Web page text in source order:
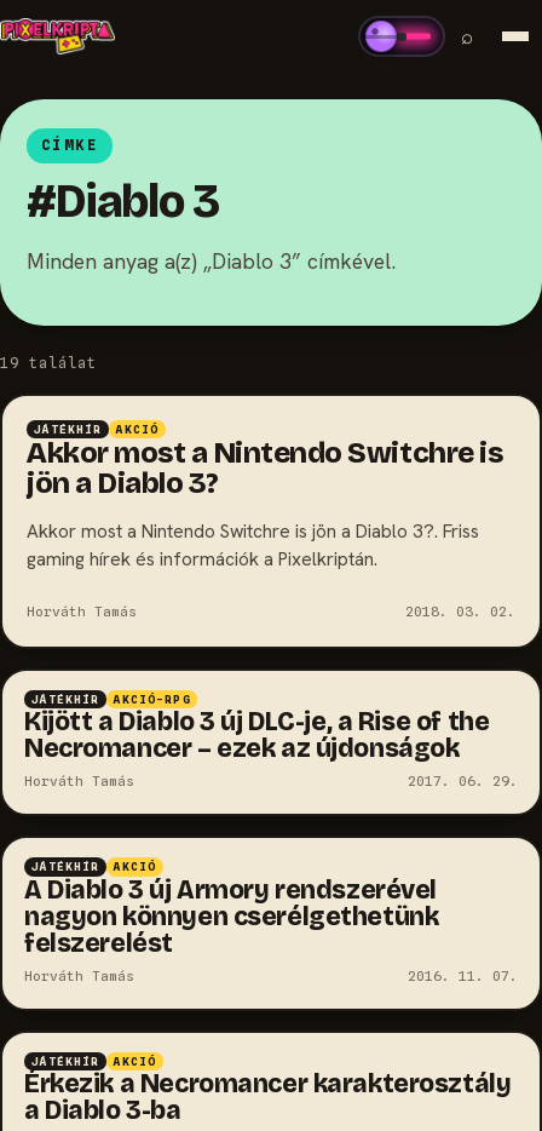
⌕
CÍMKE
#Diablo 3
Minden anyag a(z) „Diablo 3” címkével.
19 találat
JÁTÉKHÍR AKCIÓ
Akkor most a Nintendo Switchre is
jön a Diablo 3?
Akkor most a Nintendo Switchre is jön a Diablo 3?. Friss
gaming hírek és információk a Pixelkriptán.
Horváth Tamás 2018. 03. 02.
JÁTÉKHÍR AKCIÓ-RPG
Kijött a Diablo 3 új DLC-je, a Rise of the
Necromancer – ezek az újdonságok
Horváth Tamás 2017. 06. 29.
JÁTÉKHÍR AKCIÓ
A Diablo 3 új Armory rendszerével
nagyon könnyen cserélgethetünk
felszerelést
Horváth Tamás 2016. 11. 07.
JÁTÉKHÍR AKCIÓ
Érkezik a Necromancer karakterosztály
a Diablo 3-ba